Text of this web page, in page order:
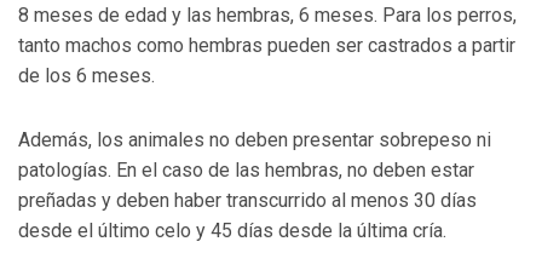
8 meses de edad y las hembras, 6 meses. Para los perros,
tanto machos como hembras pueden ser castrados a partir
de los 6 meses.
Además, los animales no deben presentar sobrepeso ni
patologías. En el caso de las hembras, no deben estar
preñadas y deben haber transcurrido al menos 30 días
desde el último celo y 45 días desde la última cría.